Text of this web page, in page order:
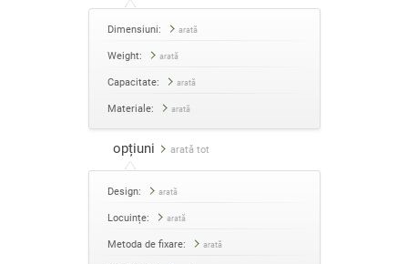
Dimensiuni: arată
Weight: arată
Capacitate: arată
Materiale: arată
opțiuni arată tot
Design: arată
Locuințe: arată
Metoda de fixare: arată